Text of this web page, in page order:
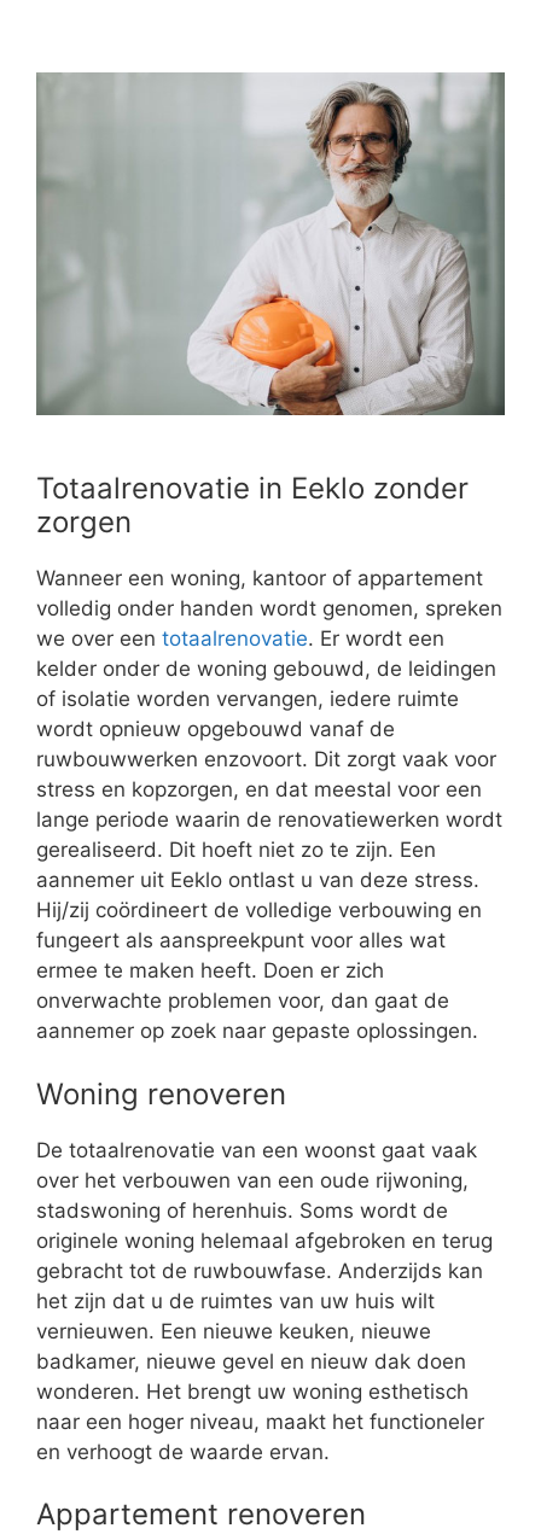
Totaalrenovatie in Eeklo zonder
zorgen
Wanneer een woning, kantoor of appartement
volledig onder handen wordt genomen, spreken
we over een totaalrenovatie. Er wordt een
kelder onder de woning gebouwd, de leidingen
of isolatie worden vervangen, iedere ruimte
wordt opnieuw opgebouwd vanaf de
ruwbouwwerken enzovoort. Dit zorgt vaak voor
stress en kopzorgen, en dat meestal voor een
lange periode waarin de renovatiewerken wordt
gerealiseerd. Dit hoeft niet zo te zijn. Een
aannemer uit Eeklo ontlast u van deze stress.
Hij/zij coördineert de volledige verbouwing en
fungeert als aanspreekpunt voor alles wat
ermee te maken heeft. Doen er zich
onverwachte problemen voor, dan gaat de
aannemer op zoek naar gepaste oplossingen.
Woning renoveren
De totaalrenovatie van een woonst gaat vaak
over het verbouwen van een oude rijwoning,
stadswoning of herenhuis. Soms wordt de
originele woning helemaal afgebroken en terug
gebracht tot de ruwbouwfase. Anderzijds kan
het zijn dat u de ruimtes van uw huis wilt
vernieuwen. Een nieuwe keuken, nieuwe
badkamer, nieuwe gevel en nieuw dak doen
wonderen. Het brengt uw woning esthetisch
naar een hoger niveau, maakt het functioneler
en verhoogt de waarde ervan.
Appartement renoveren